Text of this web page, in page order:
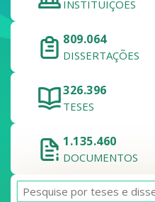
INSTITUIÇÕES
809.064
DISSERTAÇÕES
326.396
TESES
1.135.460
DOCUMENTOS